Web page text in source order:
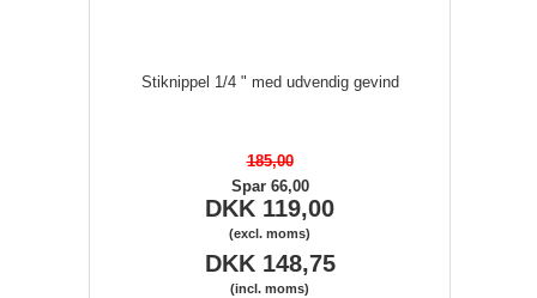
Stiknippel 1/4 " med udvendig gevind
185,00
Spar 66,00
DKK 119,00
(excl. moms)
DKK 148,75
(incl. moms)